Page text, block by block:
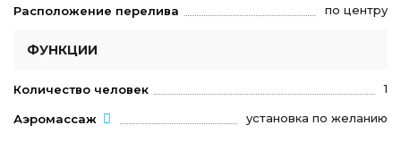
Расположение перелива по центру
ФУНКЦИИ
Количество человек 1
Аэромассаж установка по желанию